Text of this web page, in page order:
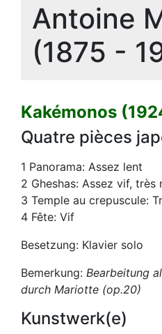
Antoine
(1875 -
Kakémonos
Quatre pièces
1 Panorama: Assez lent
2 Gheshas: Assez vif, très
3 Temple au crepuscule:
4 Fête: Vif
Besetzung: Klavier solo
Bemerkung: Bearbeitung
durch Mariotte (op.20)
Kunstwerk(e)